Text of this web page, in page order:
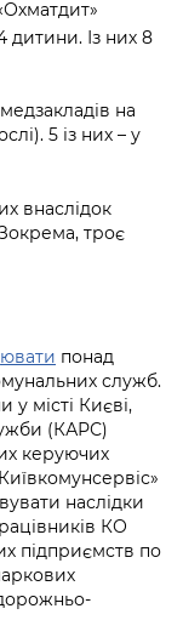
дитини. Із них 8
на
5 із них – у
внаслідок
троє
понад
служб.
місті Києві,
(КАРС)
керуючих
наслідки
КО
підприємств по